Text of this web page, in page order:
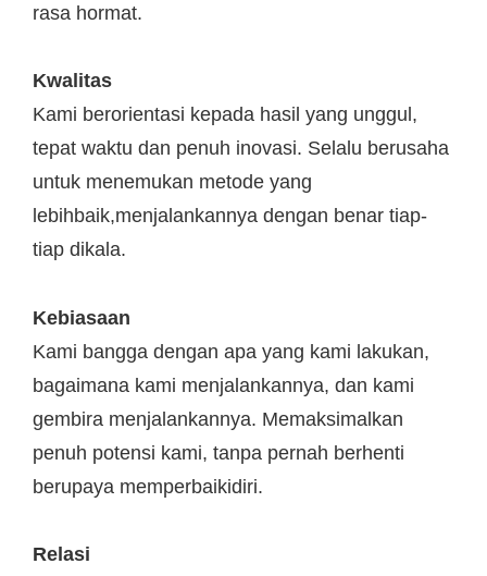
rasa hormat.
Kwalitas
Kami berorientasi kepada hasil yang unggul,
tepat waktu dan penuh inovasi. Selalu berusaha
untuk menemukan metode yang
lebihbaik,menjalankannya dengan benar tiap-
tiap dikala.
Kebiasaan
Kami bangga dengan apa yang kami lakukan,
bagaimana kami menjalankannya, dan kami
gembira menjalankannya. Memaksimalkan
penuh potensi kami, tanpa pernah berhenti
berupaya memperbaikidiri.
Relasi